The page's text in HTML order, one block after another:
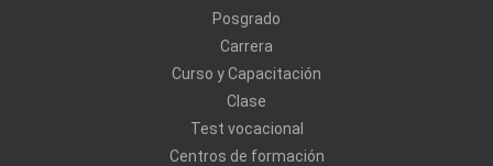
Posgrado
Carrera
Curso y Capacitación
Clase
Test vocacional
Centros de formación